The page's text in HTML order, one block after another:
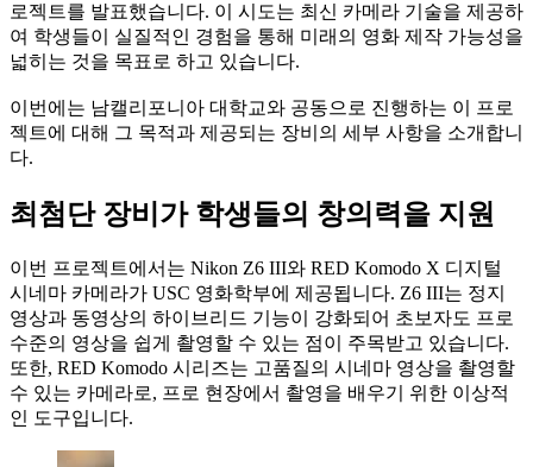
로젝트를 발표했습니다. 이 시도는 최신 카메라 기술을 제공하
여 학생들이 실질적인 경험을 통해 미래의 영화 제작 가능성을
넓히는 것을 목표로 하고 있습니다.
이번에는 남캘리포니아 대학교와 공동으로 진행하는 이 프로
젝트에 대해 그 목적과 제공되는 장비의 세부 사항을 소개합니
다.
최첨단 장비가 학생들의 창의력을 지원
이번 프로젝트에서는 Nikon Z6 III와 RED Komodo X 디지털
시네마 카메라가 USC 영화학부에 제공됩니다. Z6 III는 정지
영상과 동영상의 하이브리드 기능이 강화되어 초보자도 프로
수준의 영상을 쉽게 촬영할 수 있는 점이 주목받고 있습니다.
또한, RED Komodo 시리즈는 고품질의 시네마 영상을 촬영할
수 있는 카메라로, 프로 현장에서 촬영을 배우기 위한 이상적
인 도구입니다.